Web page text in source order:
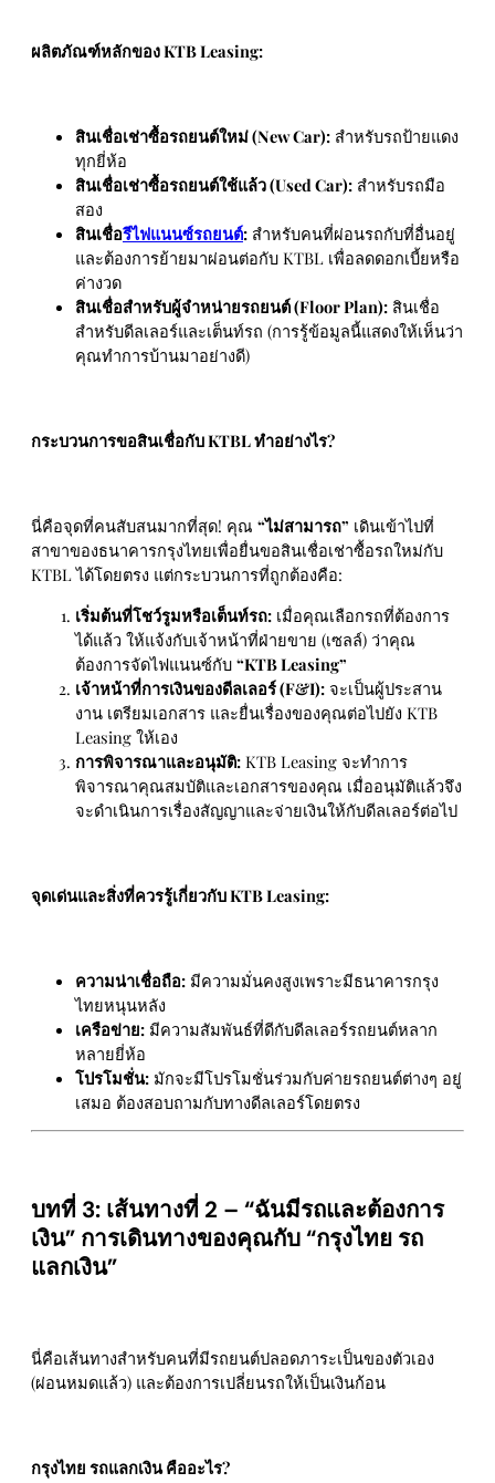
ผลิตภัณฑ์หลักของ KTB Leasing:
สินเชื่อเช่าซื้อรถยนต์ใหม่ (New Car): สำหรับรถป้ายแดง
ทุกยี่ห้อ
สินเชื่อเช่าซื้อรถยนต์ใช้แล้ว (Used Car): สำหรับรถมือ
สอง
สินเชื่อรีไฟแนนซ์รถยนต์: สำหรับคนที่ผ่อนรถกับที่อื่นอยู่
และต้องการย้ายมาผ่อนต่อกับ KTBL เพื่อลดดอกเบี้ยหรือ
ค่างวด
สินเชื่อสำหรับผู้จำหน่ายรถยนต์ (Floor Plan): สินเชื่อ
สำหรับดีลเลอร์และเต็นท์รถ (การรู้ข้อมูลนี้แสดงให้เห็นว่า
คุณทำการบ้านมาอย่างดี)
กระบวนการขอสินเชื่อกับ KTBL ทำอย่างไร?
นี่คือจุดที่คนสับสนมากที่สุด! คุณ “ไม่สามารถ” เดินเข้าไปที่
สาขาของธนาคารกรุงไทยเพื่อยื่นขอสินเชื่อเช่าซื้อรถใหม่กับ
KTBL ได้โดยตรง แต่กระบวนการที่ถูกต้องคือ:
เริ่มต้นที่โชว์รูมหรือเต็นท์รถ: เมื่อคุณเลือกรถที่ต้องการ
ได้แล้ว ให้แจ้งกับเจ้าหน้าที่ฝ่ายขาย (เซลล์) ว่าคุณ
ต้องการจัดไฟแนนซ์กับ “KTB Leasing”
เจ้าหน้าที่การเงินของดีลเลอร์ (F&I): จะเป็นผู้ประสาน
งาน เตรียมเอกสาร และยื่นเรื่องของคุณต่อไปยัง KTB
Leasing ให้เอง
การพิจารณาและอนุมัติ: KTB Leasing จะทำการ
พิจารณาคุณสมบัติและเอกสารของคุณ เมื่ออนุมัติแล้วจึง
จะดำเนินการเรื่องสัญญาและจ่ายเงินให้กับดีลเลอร์ต่อไป
จุดเด่นและสิ่งที่ควรรู้เกี่ยวกับ KTB Leasing:
ความน่าเชื่อถือ: มีความมั่นคงสูงเพราะมีธนาคารกรุง
ไทยหนุนหลัง
เครือข่าย: มีความสัมพันธ์ที่ดีกับดีลเลอร์รถยนต์หลาก
หลายยี่ห้อ
โปรโมชั่น: มักจะมีโปรโมชั่นร่วมกับค่ายรถยนต์ต่างๆ อยู่
เสมอ ต้องสอบถามกับทางดีลเลอร์โดยตรง
บทที่ 3: เส้นทางที่ 2 – “ฉันมีรถและต้องการ
เงิน” การเดินทางของคุณกับ “กรุงไทย รถ
แลกเงิน”
นี่คือเส้นทางสำหรับคนที่มีรถยนต์ปลอดภาระเป็นของตัวเอง
(ผ่อนหมดแล้ว) และต้องการเปลี่ยนรถให้เป็นเงินก้อน
กรุงไทย รถแลกเงิน คืออะไร?